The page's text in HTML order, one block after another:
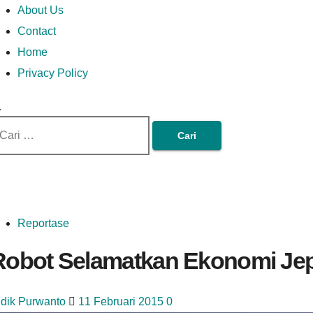
Skip
to
content
Money In Every
Way
Lets Talk About MoneyIn Every Way
About Us
Contact
Home
Privacy Policy
Reportase
Selamatkan Ekonomi
Purwanto 11 Februari 2015 0